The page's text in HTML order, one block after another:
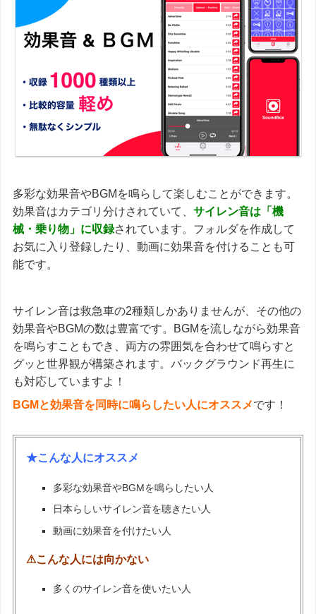
多彩な効果音やBGMを鳴らして楽しむことができます。
効果音はカテゴリ分けされていて、サイレン音は「機
械・乗り物」に収録されています。フォルダを作成して
お気に入り登録したり、動画に効果音を付けることも可
能です。
サイレン音は救急車の2種類しかありませんが、その他の
効果音やBGMの数は豊富です。BGMを流しながら効果音
を鳴らすこともでき、両方の雰囲気を合わせて鳴らすと
グッと世界観が構築されます。バックグラウンド再生に
も対応していますよ！
BGMと効果音を同時に鳴らしたい人にオススメです！
★こんな人にオススメ
多彩な効果音やBGMを鳴らしたい人
日本らしいサイレン音を聴きたい人
動画に効果音を付けたい人
⚠こんな人には向かない
多くのサイレン音を使いたい人